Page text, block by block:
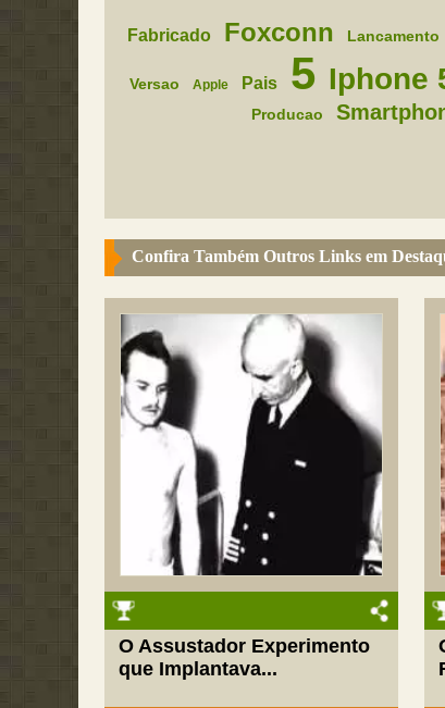
Fabricado Foxconn Lancamento
Versao Apple Pais 5 Iphone
Producao
Confira Também Outros Links em
O Assustador Experimento
que Implantava...